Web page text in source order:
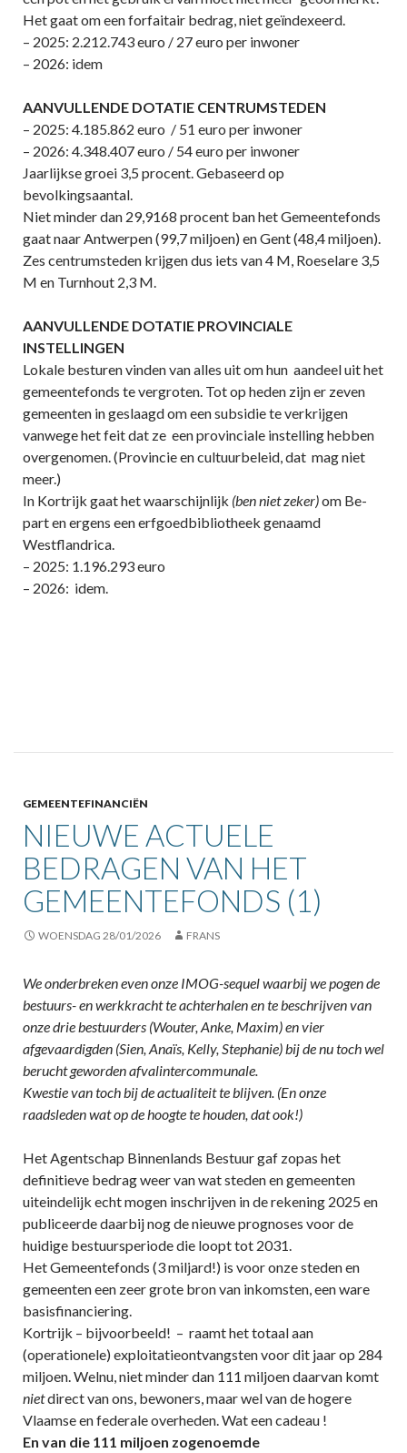
Het gaat om een forfaitair bedrag, niet geïndexeerd.
– 2025: 2.212.743 euro / 27 euro per inwoner
– 2026: idem
AANVULLENDE DOTATIE CENTRUMSTEDEN
– 2025: 4.185.862 euro / 51 euro per inwoner
– 2026: 4.348.407 euro / 54 euro per inwoner
Jaarlijkse groei 3,5 procent. Gebaseerd op
bevolkingsaantal.
Niet minder dan 29,9168 procent ban het Gemeentefonds
gaat naar Antwerpen (99,7 miljoen) en Gent (48,4 miljoen).
Zes centrumsteden krijgen dus iets van 4 M, Roeselare 3,5
M en Turnhout 2,3 M.
AANVULLENDE DOTATIE PROVINCIALE
INSTELLINGEN
Lokale besturen vinden van alles uit om hun aandeel uit het
gemeentefonds te vergroten. Tot op heden zijn er zeven
gemeenten in geslaagd om een subsidie te verkrijgen
vanwege het feit dat ze een provinciale instelling hebben
overgenomen. (Provincie en cultuurbeleid, dat mag niet
meer.)
In Kortrijk gaat het waarschijnlijk (ben niet zeker)om Be-
part en ergens een erfgoedbibliotheek genaamd
Westflandrica.
– 2025: 1.196.293 euro
– 2026: idem.
GEMEENTEFINANCIËN
NIEUWE ACTUELE
BEDRAGEN VAN HET
GEMEENTEFONDS (1)
WOENSDAG 28/01/2026 FRANS
We onderbreken even onze IMOG-sequel waarbij we pogen de
bestuurs- en werkkracht te achterhalen en te beschrijven van
onze drie bestuurders (Wouter, Anke, Maxim) en vier
afgevaardigden (Sien, Anaïs, Kelly, Stephanie) bij de nu toch wel
berucht geworden afvalintercommunale.
Kwestie van toch bij de actualiteit te blijven. (En onze
raadsleden wat op de hoogte te houden, dat ook!)
Het Agentschap Binnenlands Bestuur gaf zopas het
definitieve bedrag weer van wat steden en gemeenten
uiteindelijk echt mogen inschrijven in de rekening 2025 en
publiceerde daarbij nog de nieuwe prognoses voor de
huidige bestuursperiode die loopt tot 2031.
Het Gemeentefonds (3 miljard!) is voor onze steden en
gemeenten een zeer grote bron van inkomsten, een ware
basisfinanciering.
Kortrijk – bijvoorbeeld! – raamt het totaal aan
(operationele) exploitatieontvangsten voor dit jaar op 284
miljoen. Welnu, niet minder dan 111 miljoen daarvan komt
nietdirect van ons, bewoners, maar wel van de hogere
Vlaamse en federale overheden. Wat een cadeau !
En van die 111 miljoen zogenoemde